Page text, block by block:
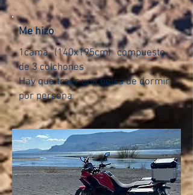
Me hizo
1cama (140x195cm) compuesto
de 3 colchones
Hay que traer una bolsa de dormir
por persona